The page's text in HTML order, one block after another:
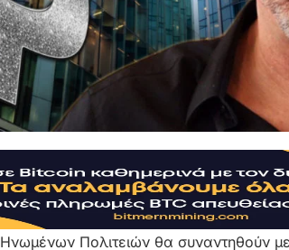
Πολιτειών θα συναντηθούν με